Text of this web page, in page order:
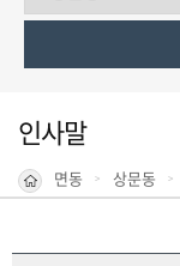
인사말
면동 상문동